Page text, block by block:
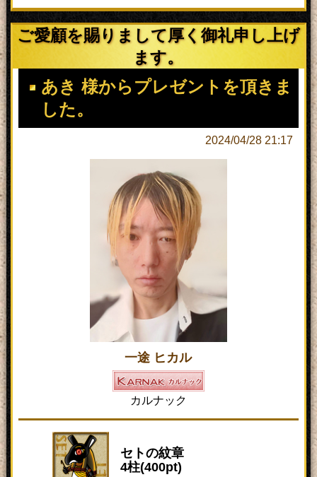
ご愛顧を賜りまして厚く御礼申し上げ
ます。
あき 様からプレゼントを頂きま
した。
2024/04/28 21:17
一途 ヒカル
カルナック
セトの紋章
4柱(400pt)